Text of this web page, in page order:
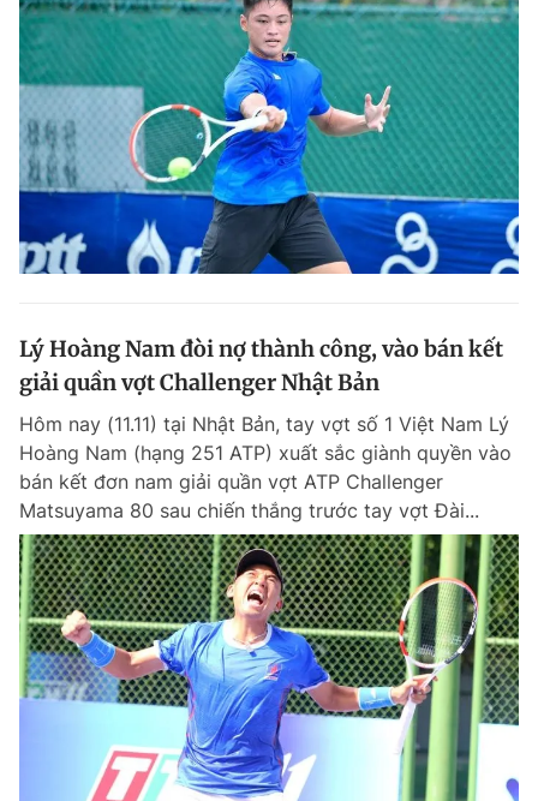
Lý Hoàng Nam đòi nợ thành công, vào bán kết
giải quần vợt Challenger Nhật Bản
Hôm nay (11.11) tại Nhật Bản, tay vợt số 1 Việt Nam Lý
Hoàng Nam (hạng 251 ATP) xuất sắc giành quyền vào
bán kết đơn nam giải quần vợt ATP Challenger
Matsuyama 80 sau chiến thắng trước tay vợt Đài...